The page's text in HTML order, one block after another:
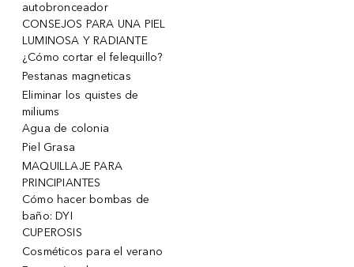
autobronceador
CONSEJOS PARA UNA PIEL
LUMINOSA Y RADIANTE
¿Cómo cortar el felequillo?
Pestanas magneticas
Eliminar los quistes de
miliums
Agua de colonia
Piel Grasa
MAQUILLAJE PARA
PRINCIPIANTES
Cómo hacer bombas de
baño: DYI
CUPEROSIS
Cosméticos para el verano